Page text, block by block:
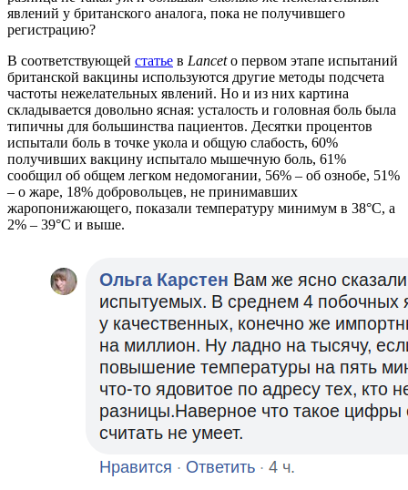
явлений у британского аналога, пока не получившего
регистрацию?
В соответствующей статье в Lancetо первом этапе испытаний
британской вакцины используются другие методы подсчета
частоты нежелательных явлений. Но и из них картина
складывается довольно ясная: усталость и головная боль была
типичны для большинства пациентов. Десятки процентов
испытали боль в точке укола и общую слабость, 60%
получивших вакцину испытало мышечную боль, 61%
сообщил об общем легком недомогании, 56% – об ознобе, 51%
– о жаре, 18% добровольцев, не принимавших
жаропонижающего, показали температуру минимум в 38°C, а
2% – 39°C и выше.